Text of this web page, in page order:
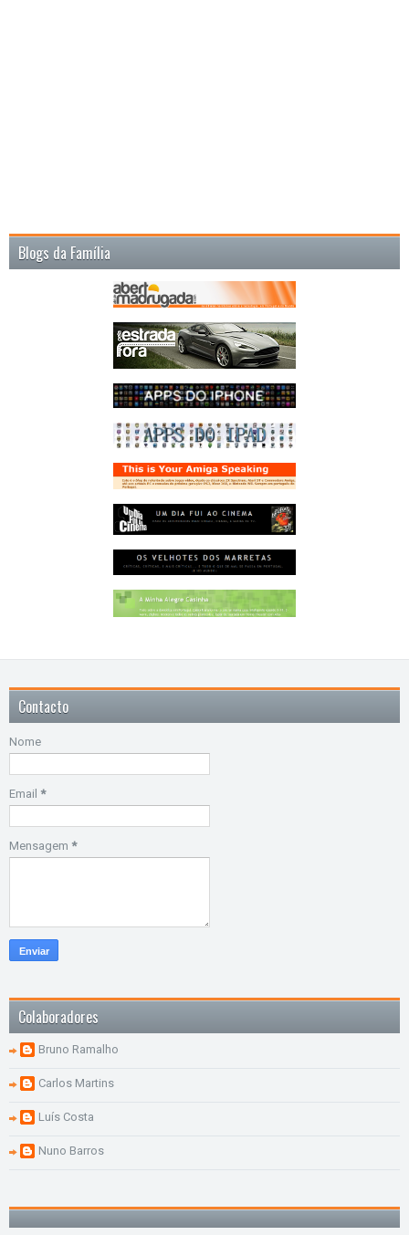
Blogs da Família
Contacto
Nome
Email *
Mensagem *
Colaboradores
Bruno Ramalho
Carlos Martins
Luís Costa
Nuno Barros